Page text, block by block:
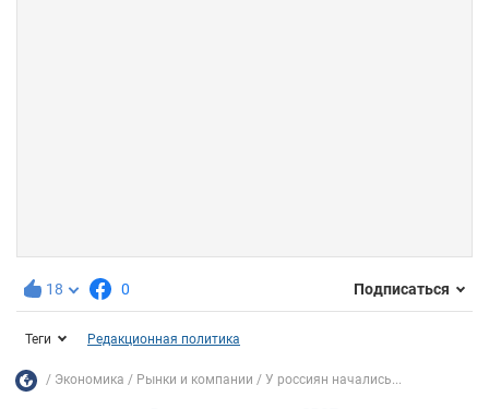
18 0 Подписаться
Теги Редакционная политика
Экономика Рынки и компании У россиян начались...